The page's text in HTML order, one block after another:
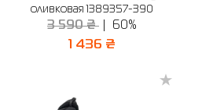
оливковая 1389357-390
3 590 ₴ 60%
1 436 ₴